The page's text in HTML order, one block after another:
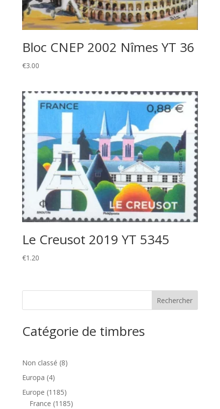
Bloc CNEP 2002 Nîmes YT 36
€3.00
Le Creusot 2019 YT 5345
€1.20
Catégorie de timbres
Non classé 88
Europa 44
produits
Europe 11851185
produits
France 11851185